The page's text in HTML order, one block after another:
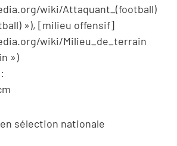
wiki/Attaquant_(football)
»), [milieu offensif]
wiki/Milieu_de_terrain
»)
sélection nationale